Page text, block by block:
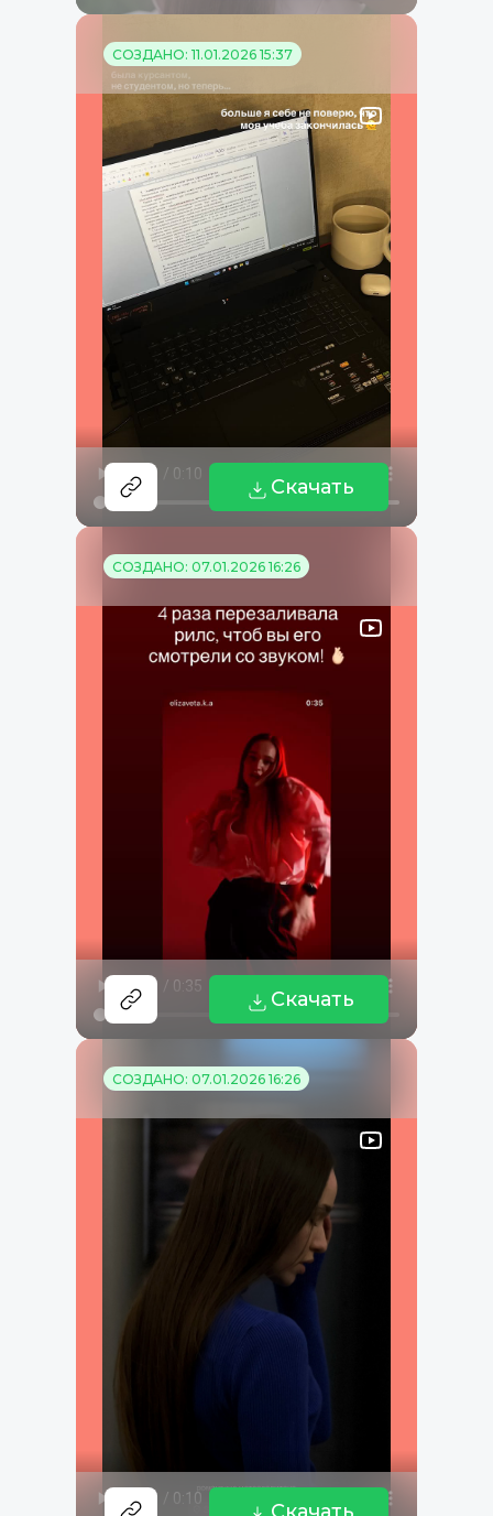
СОЗДАНО: 11.01.2026 15:37
Скачать
СОЗДАНО: 07.01.2026 16:26
Скачать
СОЗДАНО: 07.01.2026 16:26